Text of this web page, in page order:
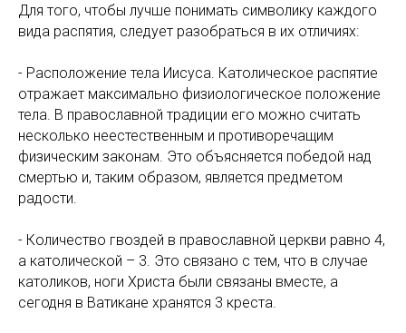
Для того, чтобы лучше понимать символику каждого
вида распятия, следует разобраться в их отличиях:
- Расположение тела Иисуса. Католическое распятие
отражает максимально физиологическое положение
тела. В православной традиции его можно считать
несколько неестественным и противоречащим
физическим законам. Это объясняется победой над
смертью и, таким образом, является предметом
радости.
- Количество гвоздей в православной церкви равно 4,
а католической – 3. Это связано с тем, что в случае
католиков, ноги Христа были связаны вместе, а
сегодня в Ватикане хранятся 3 креста.